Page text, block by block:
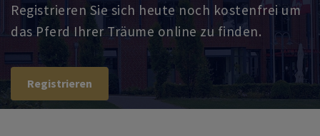
Registrieren Sie sich heute noch kostenfrei um
das Pferd Ihrer Träume online zu finden.
Registrieren